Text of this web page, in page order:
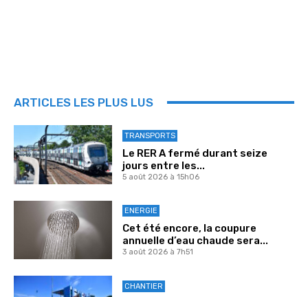
ARTICLES LES PLUS LUS
TRANSPORTS
Le RER A fermé durant seize
jours entre les...
5 août 2026 à 15h06
ENERGIE
Cet été encore, la coupure
annuelle d’eau chaude sera...
3 août 2026 à 7h51
CHANTIER